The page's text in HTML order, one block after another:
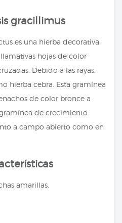
gracillimus
es una hierba decorativa
hojas de color
Debido a las rayas,
hierba cebra. Esta gramínea
de color bronce a
de crecimiento
a campo abierto como en
amarillas.